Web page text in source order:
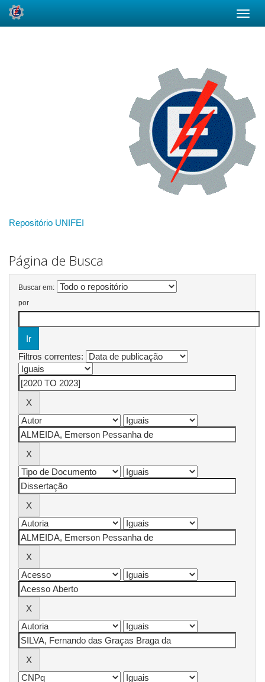
Repositório UNIFEI
Página de Busca
Buscar em:
por
Filtros correntes: